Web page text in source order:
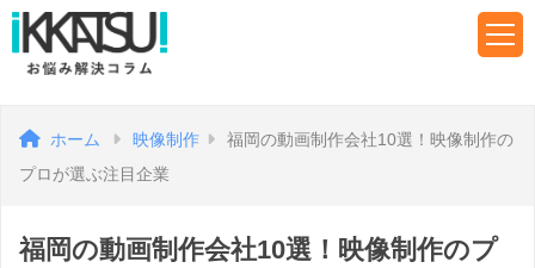
ホーム 映像制作
福岡の動画制作会社10選！映像制作の
プロが選ぶ注目企業
福岡の動画制作会社10選！映像制作のプ